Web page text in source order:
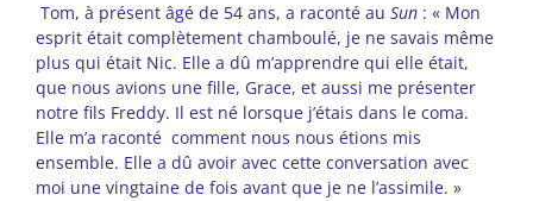
Tom, à présent âgé de 54 ans, a raconté au Sun : « Mon
esprit était complètement chamboulé, je ne savais même
plus qui était Nic. Elle a dû m’apprendre qui elle était,
que nous avions une fille, Grace, et aussi me présenter
notre fils Freddy. Il est né lorsque j’étais dans le coma.
Elle m’a raconté comment nous nous étions mis
ensemble. Elle a dû avoir avec cette conversation avec
moi une vingtaine de fois avant que je ne l’assimile. »